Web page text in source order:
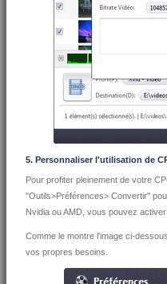
5. Personnaliser l'utilisation de
Pour profiter pleinement de votre
"Outils>Préférences> Convertir"
Nvidia ou AMD, vous pouvez
Comme le montre l'image ci-
vos propres besoins.